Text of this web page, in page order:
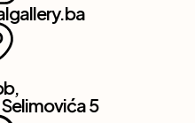
5